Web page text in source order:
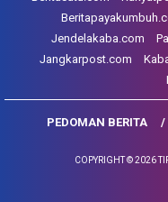
Jendelakaba.com
Jangkarpost.com
PEDOMAN BERITA
COPYRIGHT © 2026